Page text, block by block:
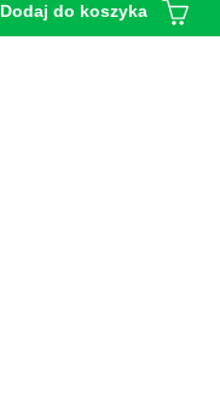
Dodaj do koszyka